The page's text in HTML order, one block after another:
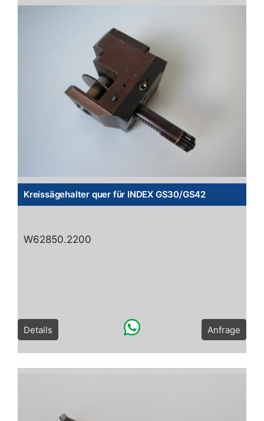
Kreissägehalter quer für INDEX GS30/GS42
W62850.2200
Details Anfrage